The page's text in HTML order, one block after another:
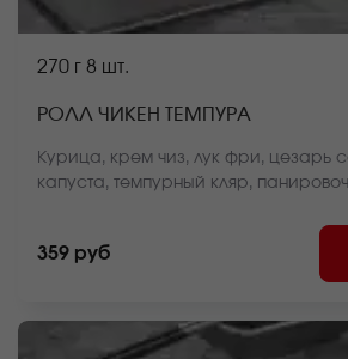
270 г 8 шт.
РОЛЛ ЧИКЕН ТЕМПУРА
Курица, крем чиз, лук фри, цезарь
капуста, темпурный кляр,
359 руб